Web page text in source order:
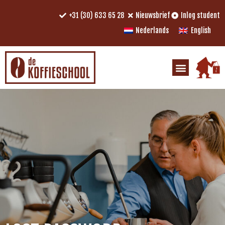
+31 (30) 633 65 28 Nieuwsbrief
Inlog student
Nederlands
English